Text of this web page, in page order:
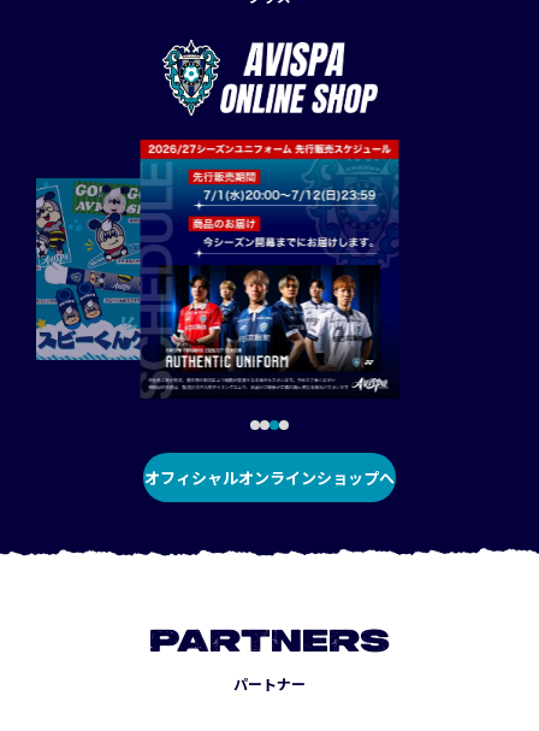
オフィシャルオンラインショップへ
PARTNERS
パートナー